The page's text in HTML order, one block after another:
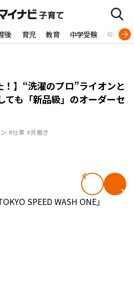
後 育児 教育 中学受験 中学生
！】“洗濯のプロ”ライオンと
ても「新品級」のオーダーセ
#仕事 #共働き